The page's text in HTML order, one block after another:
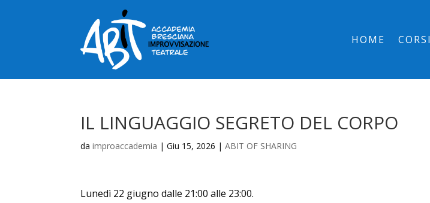
HOME CORSI
IL LINGUAGGIO SEGRETO DEL CORPO
daimproaccademia |Giu 15, 2026 |ABIT OF SHARING
Lunedì 22 giugno dalle 21:00 alle 23:00.